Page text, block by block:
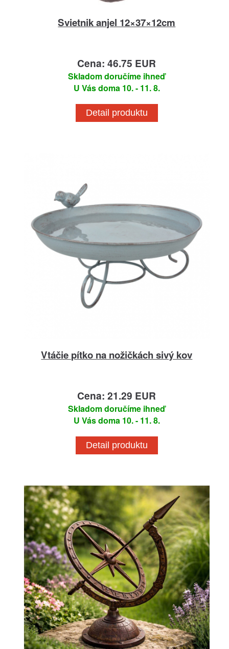
Svietnik anjel 12×37×12cm
Cena: 46.75 EUR
Skladom doručíme ihneď
U Vás doma 10. - 11. 8.
Detail produktu
Vtáčie pítko na nožičkách sivý kov
Cena: 21.29 EUR
Skladom doručíme ihneď
U Vás doma 10. - 11. 8.
Detail produktu